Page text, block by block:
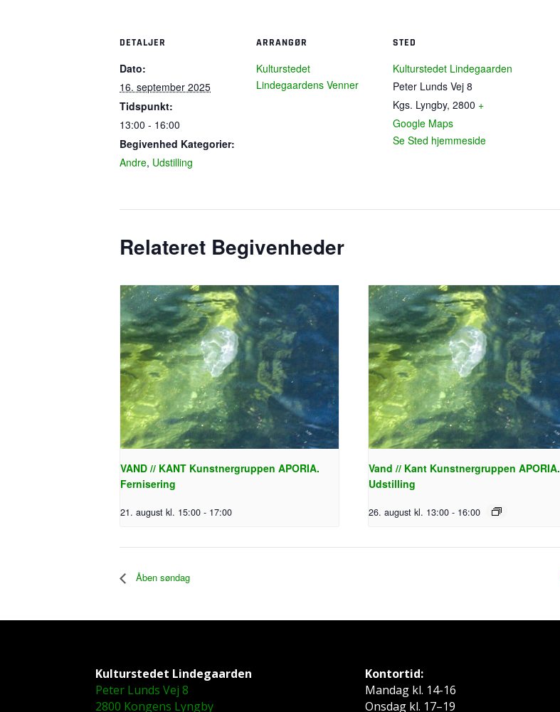
DETALJER
Dato:
16. september 2025
Tidspunkt:
13:00 - 16:00
Begivenhed Kategorier:
Andre, Udstilling
ARRANGØR
Kulturstedet
Lindegaardens Venner
STED
Kulturstedet Lindegaarden
Peter Lunds Vej 8
Kgs. Lyngby, 2800 +
Google Maps
Se Sted hjemmeside
Relateret Begivenheder
VAND // KANT Kunstnergruppen APORIA.
Fernisering
21. august kl. 15:00 - 17:00
Vand // Kant Kunstnergruppen APORIA.
Udstilling
26. august kl. 13:00 - 16:00
Åben søndag
Kulturstedet Lindegaarden
Peter Lunds Vej 8
2800 Kongens Lyngby
Kontortid:
Mandag kl. 14-16
Onsdag kl. 17–19